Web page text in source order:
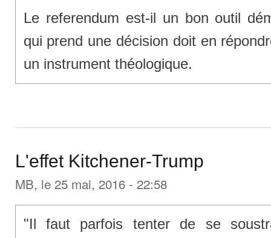
Le referendum est-il un bon outil
qui prend une décision doit en
un instrument théologique.
L'effet Kitchener-Trump
MB, le 25 mai, 2016 - 22:58
"Il faut parfois tenter de se